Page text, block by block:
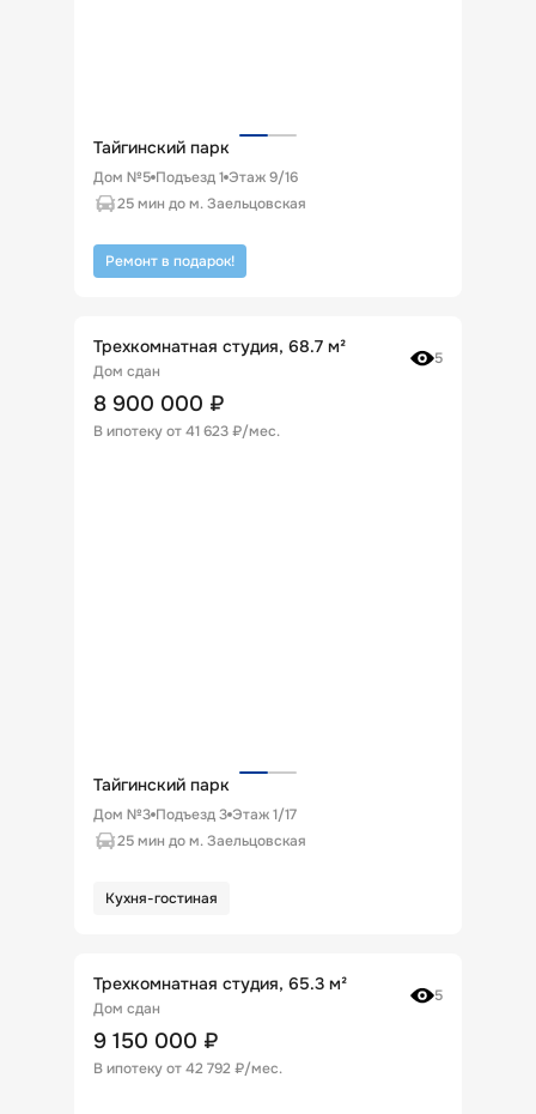
Тайгинский парк
Дом №5 Подъезд1 Этаж9/16
25 мин до м. Заельцовская
Ремонт в подарок!
Трехкомнатная студия, 68.7 м²
Дом сдан
5
8 900 000 ₽
В ипотеку от41 623 ₽/мес.
Тайгинский парк
Дом №3 Подъезд3 Этаж1/17
25 мин до м. Заельцовская
Кухня-гостиная
Трехкомнатная студия, 65.3 м²
Дом сдан
5
9 150 000 ₽
В ипотеку от42 792 ₽/мес.